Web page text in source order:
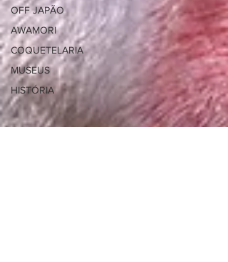
OFF JAPÃO
AWAMORI
COQUETELARIA
MUSEUS
HISTÓRIA